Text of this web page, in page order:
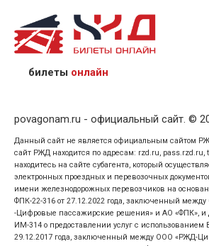
назвав кассиру 14-значный номер
предъявив удостоверение
кого оформлен билет.
билеты онлайн
povagonam.ru - официальный сайт. ©
Данный сайт не является официальным сайтом
сайт РЖД находится по адресам: rzd.ru,
находитесь на сайте субагента, который
электронных проездных и перевозочных
имени железнодорожных перевозчиков на
ФПК-22-316 от 27.12.2022 года, заключенный
-Цифровые пассажирские решения» и АО «ФПК», и
ИМ-314 о предоставлении услуг с использованием
29.12.2017 года, заключенный между ООО «РЖД-